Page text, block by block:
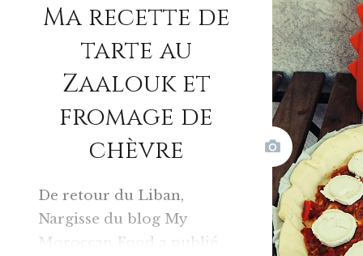
la cité
de la
raté,
Ma recette de
tarte au
Zaalouk et
fromage de
chèvre
De retour du Liban,
Nargisse du blog My
Moroccan Food a publié